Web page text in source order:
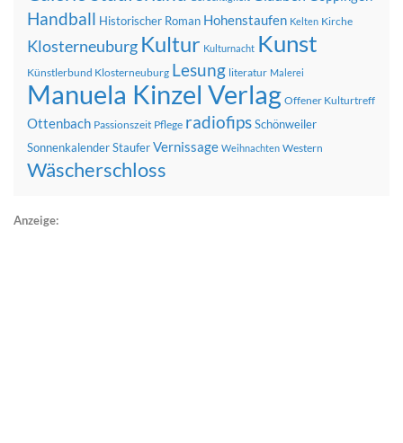
Handball Historischer Roman Hohenstaufen Kelten Kirche
Klosterneuburg Kultur Kulturnacht Kunst
Künstlerbund Klosterneuburg Lesung literatur Malerei
Manuela Kinzel Verlag Offener Kulturtreff
Ottenbach Passionszeit Pflege radiofipsSchönweiler
SonnenkalenderStauferVernissage Weihnachten Western
Wäscherschloss
Anzeige: